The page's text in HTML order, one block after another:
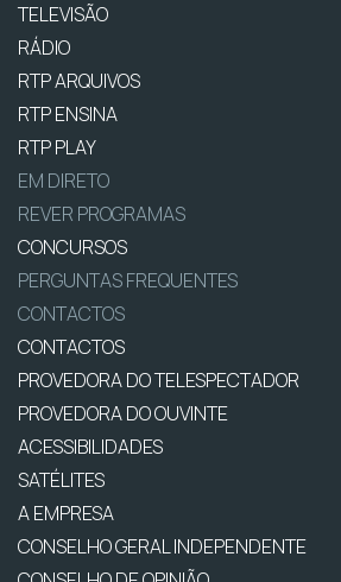
TELEVISÃO
RÁDIO
RTP ARQUIVOS
RTP ENSINA
RTP PLAY
EM DIRETO
REVER PROGRAMAS
CONCURSOS
PERGUNTAS FREQUENTES
CONTACTOS
CONTACTOS
PROVEDORA DO TELESPECTADOR
PROVEDORA DO OUVINTE
ACESSIBILIDADES
SATÉLITES
A EMPRESA
CONSELHO GERAL INDEPENDENTE